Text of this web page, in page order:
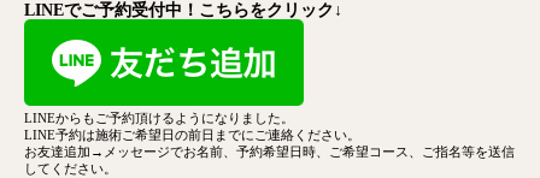
LINEでご予約受付中！こちらをクリック↓
LINEからもご予約頂けるようになりました。
LINE予約は施術ご希望日の前日までにご連絡ください。
お友達追加→メッセージでお名前、予約希望日時、ご希望コース、
ご指名等を送信
してください。